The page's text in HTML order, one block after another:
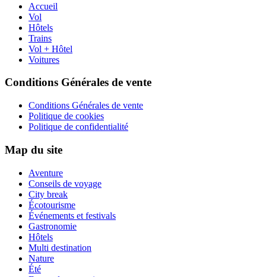
Accueil
Vol
Hôtels
Trains
Vol + Hôtel
Voitures
Conditions Générales de vente
Conditions Générales de vente
Politique de cookies
Politique de confidentialité
Map du site
Aventure
Conseils de voyage
City break
Écotourisme
Événements et festivals
Gastronomie
Hôtels
Multi destination
Nature
Été